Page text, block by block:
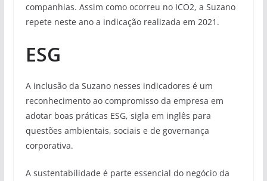
companhias. Assim como ocorreu no ICO2, a Suzano
repete neste ano a indicação realizada em 2021.
ESG
A inclusão da Suzano nesses indicadores é um
reconhecimento ao compromisso da empresa em
adotar boas práticas ESG, sigla em inglês para
questões ambientais, sociais e de governança
corporativa.
A sustentabilidade é parte essencial do negócio da